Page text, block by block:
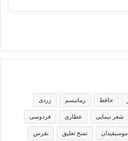
حافظ رماتیسم زردی
شعر نیمایی عطاری فردوسی
موسیقیدان نسخ تعلیق نقرس